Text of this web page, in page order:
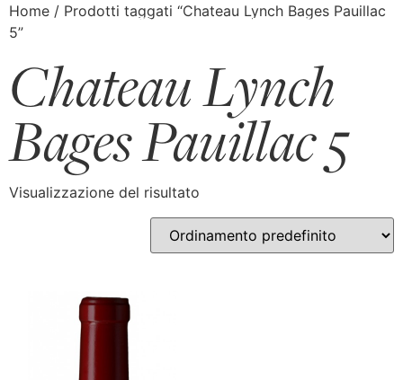
Home / Prodotti taggati “Chateau Lynch Bages Pauillac
5”
Chateau Lynch
Bages Pauillac 5
Visualizzazione del risultato